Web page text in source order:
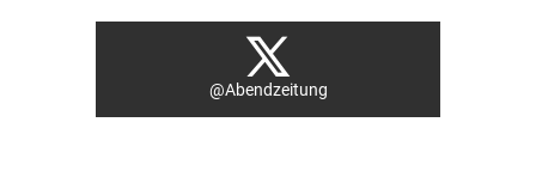
@Abendzeitung